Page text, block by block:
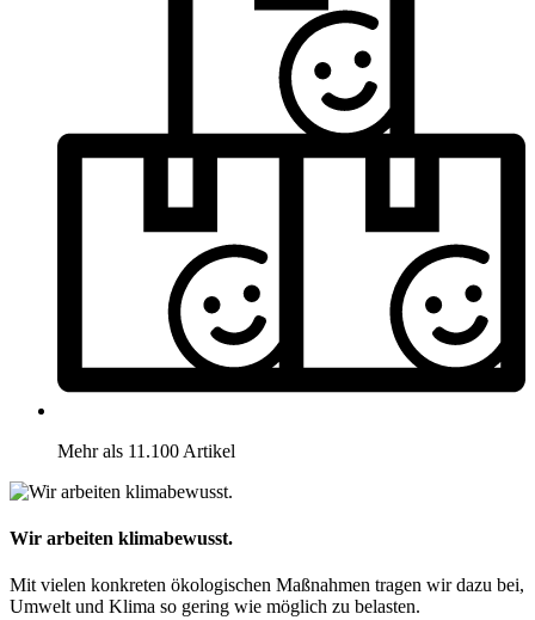
Mehr als 11.100 Artikel
Wir arbeiten klimabewusst.
Mit vielen konkreten ökologischen Maßnahmen tragen wir dazu bei,
Umwelt und Klima so gering wie möglich zu belasten.